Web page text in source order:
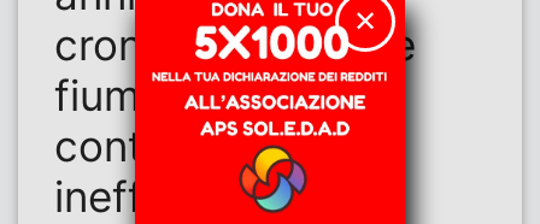
cronica. Difendere
fiumi e territorio
contro soluzioni
inefficaci»
✕